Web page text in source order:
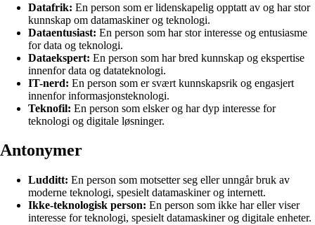
Datafrik: En person som er lidenskapelig opptatt av og har stor
kunnskap om datamaskiner og teknologi.
Dataentusiast: En person som har stor interesse og entusiasme
for data og teknologi.
Dataekspert: En person som har bred kunnskap og ekspertise
innenfor data og datateknologi.
IT-nerd: En person som er svært kunnskapsrik og engasjert
innenfor informasjonsteknologi.
Teknofil: En person som elsker og har dyp interesse for
teknologi og digitale løsninger.
Antonymer
Ludditt: En person som motsetter seg eller unngår bruk av
moderne teknologi, spesielt datamaskiner og internett.
Ikke-teknologisk person: En person som ikke har eller viser
interesse for teknologi, spesielt datamaskiner og digitale enheter.